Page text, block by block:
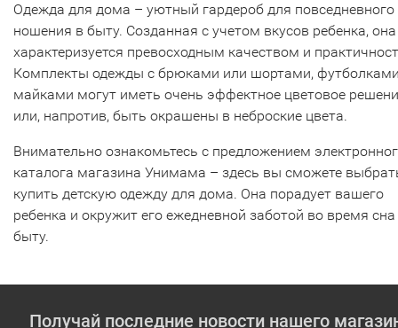
Одежда для дома – уютный гардероб для повседневного
ношения в быту. Созданная с учетом вкусов ребенка, она
характеризуется превосходным качеством и
Комплекты одежды с брюками или шортами,
майками могут иметь очень эффектное цветовое
или, напротив, быть окрашены в неброские цвета.
Внимательно ознакомьтесь с предложением
каталога магазина Унимама – здесь вы сможете
купить детскую одежду для дома. Она порадует вашего
ребенка и окружит его ежедневной заботой во время
быту.
Получай последние новости нашего